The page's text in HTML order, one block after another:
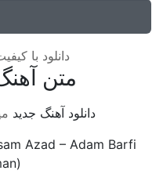
دانلود با کیفیت
متن
دانلود آهنگ جدید
Azad – Adam Barfi